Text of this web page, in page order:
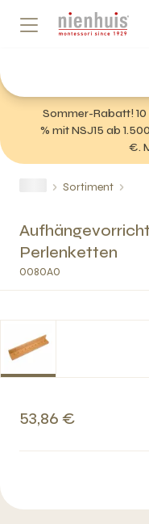
Sommer-Rabatt! 10
% mit NSJ15 ab
€.
Sortiment
Perlenketten
0080A0
53,86 €